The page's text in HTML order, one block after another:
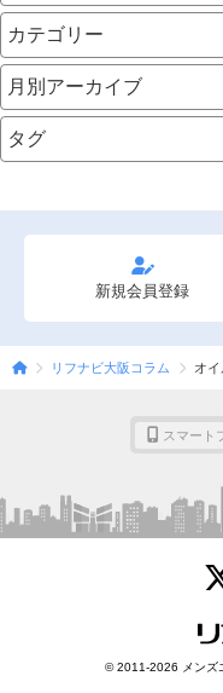
新規会員登録
リフナビ大阪コラム オ
スマート
© 2011-2026 メンズ